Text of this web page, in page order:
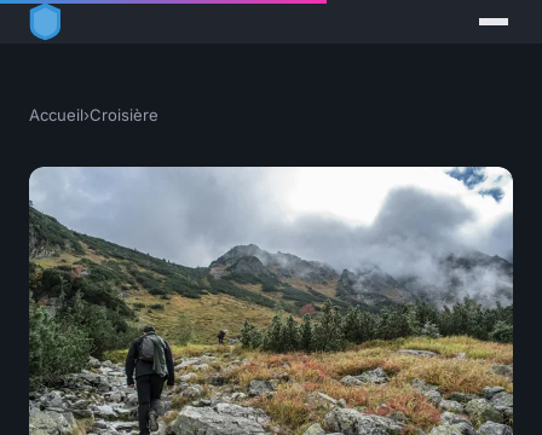
Accueil›Croisière